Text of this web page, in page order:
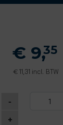
€ 9,35
€11,31 incl. BTW
-
+